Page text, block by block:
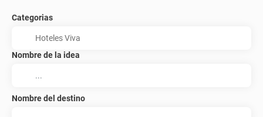
Categorias
Nombre de la idea
Nombre del destino